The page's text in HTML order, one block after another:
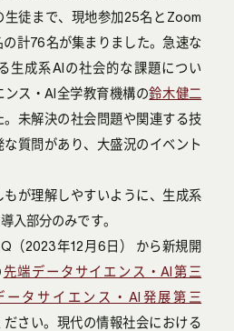
生徒まで、現地参加25名とZoom
計76名が集まりました。急速な
生成系AIの社会的な課題につい
ス・AI全学教育機構の鈴木健二
。未解決の社会問題や関連する技
質問があり、大盛況のイベント
が理解しやすいように、生成系
入部分のみです。
（2023年12月6日） から新規開
先端データサイエンス・AI第三
ータサイエンス・AI発展第三
ださい。現代の情報社会における